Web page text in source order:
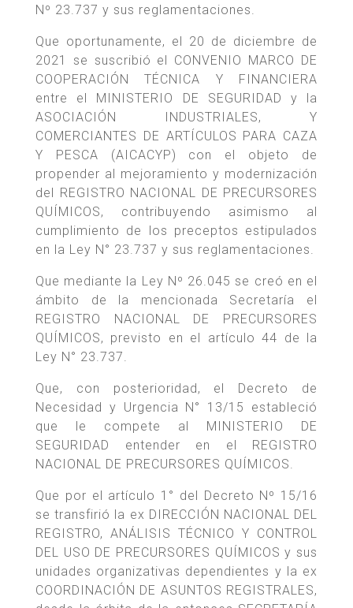
Nº 23.737 y sus reglamentaciones.
Que oportunamente, el 20 de diciembre de
2021 se suscribió el CONVENIO MARCO DE
COOPERACIÓN TÉCNICA Y FINANCIERA
entre el MINISTERIO DE SEGURIDAD y la
ASOCIACIÓN INDUSTRIALES, Y
COMERCIANTES DE ARTÍCULOS PARA CAZA
Y PESCA (AICACYP) con el objeto de
propender al mejoramiento y modernización
del REGISTRO NACIONAL DE PRECURSORES
QUÍMICOS, contribuyendo asimismo al
cumplimiento de los preceptos estipulados
en la Ley N° 23.737 y sus reglamentaciones.
Que mediante la Ley Nº 26.045 se creó en el
ámbito de la mencionada Secretaría el
REGISTRO NACIONAL DE PRECURSORES
QUÍMICOS, previsto en el artículo 44 de la
Ley N° 23.737.
Que, con posterioridad, el Decreto de
Necesidad y Urgencia N° 13/15 estableció
que le compete al MINISTERIO DE
SEGURIDAD entender en el REGISTRO
NACIONAL DE PRECURSORES QUÍMICOS.
Que por el artículo 1° del Decreto Nº 15/16
se transfirió la ex DIRECCIÓN NACIONAL DEL
REGISTRO, ANÁLISIS TÉCNICO Y CONTROL
DEL USO DE PRECURSORES QUÍMICOS y sus
unidades organizativas dependientes y la ex
COORDINACIÓN DE ASUNTOS REGISTRALES,